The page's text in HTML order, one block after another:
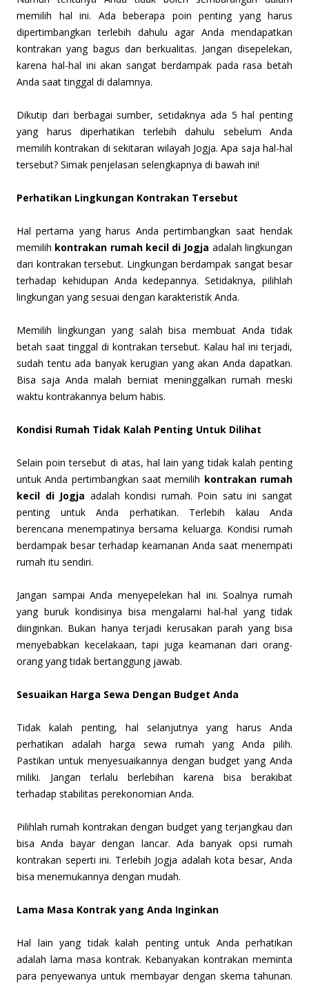
memilih hal ini. Ada beberapa poin penting yang harus
dipertimbangkan terlebih dahulu agar Anda mendapatkan
kontrakan yang bagus dan berkualitas. Jangan disepelekan,
karena hal-hal ini akan sangat berdampak pada rasa betah
Anda saat tinggal di dalamnya.
Dikutip dari berbagai sumber, setidaknya ada 5 hal penting
yang harus diperhatikan terlebih dahulu sebelum Anda
memilih kontrakan di sekitaran wilayah Jogja. Apa saja hal-hal
tersebut? Simak penjelasan selengkapnya di bawah ini!
Perhatikan Lingkungan Kontrakan Tersebut
Hal pertama yang harus Anda pertimbangkan saat hendak
memilih kontrakan rumah kecil di Jogja adalah lingkungan
dari kontrakan tersebut. Lingkungan berdampak sangat besar
terhadap kehidupan Anda kedepannya. Setidaknya, pilihlah
lingkungan yang sesuai dengan karakteristik Anda.
Memilih lingkungan yang salah bisa membuat Anda tidak
betah saat tinggal di kontrakan tersebut. Kalau hal ini terjadi,
sudah tentu ada banyak kerugian yang akan Anda dapatkan.
Bisa saja Anda malah berniat meninggalkan rumah meski
waktu kontrakannya belum habis.
Kondisi Rumah Tidak Kalah Penting Untuk Dilihat
Selain poin tersebut di atas, hal lain yang tidak kalah penting
untuk Anda pertimbangkan saat memilih kontrakan rumah
kecil di Jogja adalah kondisi rumah. Poin satu ini sangat
penting untuk Anda perhatikan. Terlebih kalau Anda
berencana menempatinya bersama keluarga. Kondisi rumah
berdampak besar terhadap keamanan Anda saat menempati
rumah itu sendiri.
Jangan sampai Anda menyepelekan hal ini. Soalnya rumah
yang buruk kondisinya bisa mengalami hal-hal yang tidak
diinginkan. Bukan hanya terjadi kerusakan parah yang bisa
menyebabkan kecelakaan, tapi juga keamanan dari orang-
orang yang tidak bertanggung jawab.
Sesuaikan Harga Sewa Dengan Budget Anda
Tidak kalah penting, hal selanjutnya yang harus Anda
perhatikan adalah harga sewa rumah yang Anda pilih.
Pastikan untuk menyesuaikannya dengan budget yang Anda
miliki. Jangan terlalu berlebihan karena bisa berakibat
terhadap stabilitas perekonomian Anda.
Pilihlah rumah kontrakan dengan budget yang terjangkau dan
bisa Anda bayar dengan lancar. Ada banyak opsi rumah
kontrakan seperti ini. Terlebih Jogja adalah kota besar, Anda
bisa menemukannya dengan mudah.
Lama Masa Kontrak yang Anda Inginkan
Hal lain yang tidak kalah penting untuk Anda perhatikan
adalah lama masa kontrak. Kebanyakan kontrakan meminta
para penyewanya untuk membayar dengan skema tahunan.